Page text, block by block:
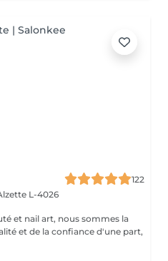
122
L-4026
et nail art, nous sommes la
et de la confiance d'une part,